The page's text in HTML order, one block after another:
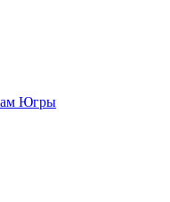
Югры